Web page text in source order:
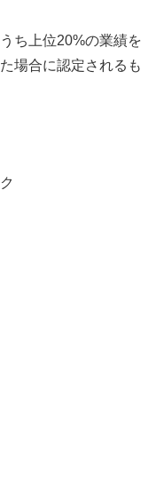
ち上位20%の業績を
場合に認定されるも